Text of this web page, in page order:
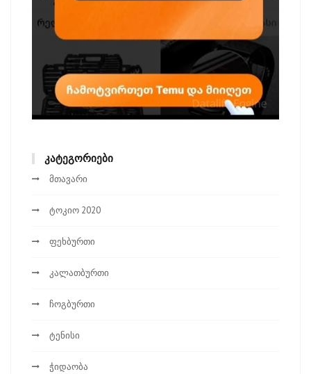
ᲙᲐᲢᲔᲒᲝᲠᲘᲔᲑᲘ
მთავარი
ტოკიო 2020
ფეხბურთი
კალათბურთი
ჩოგბურთი
ტენისი
ჭიდაობა